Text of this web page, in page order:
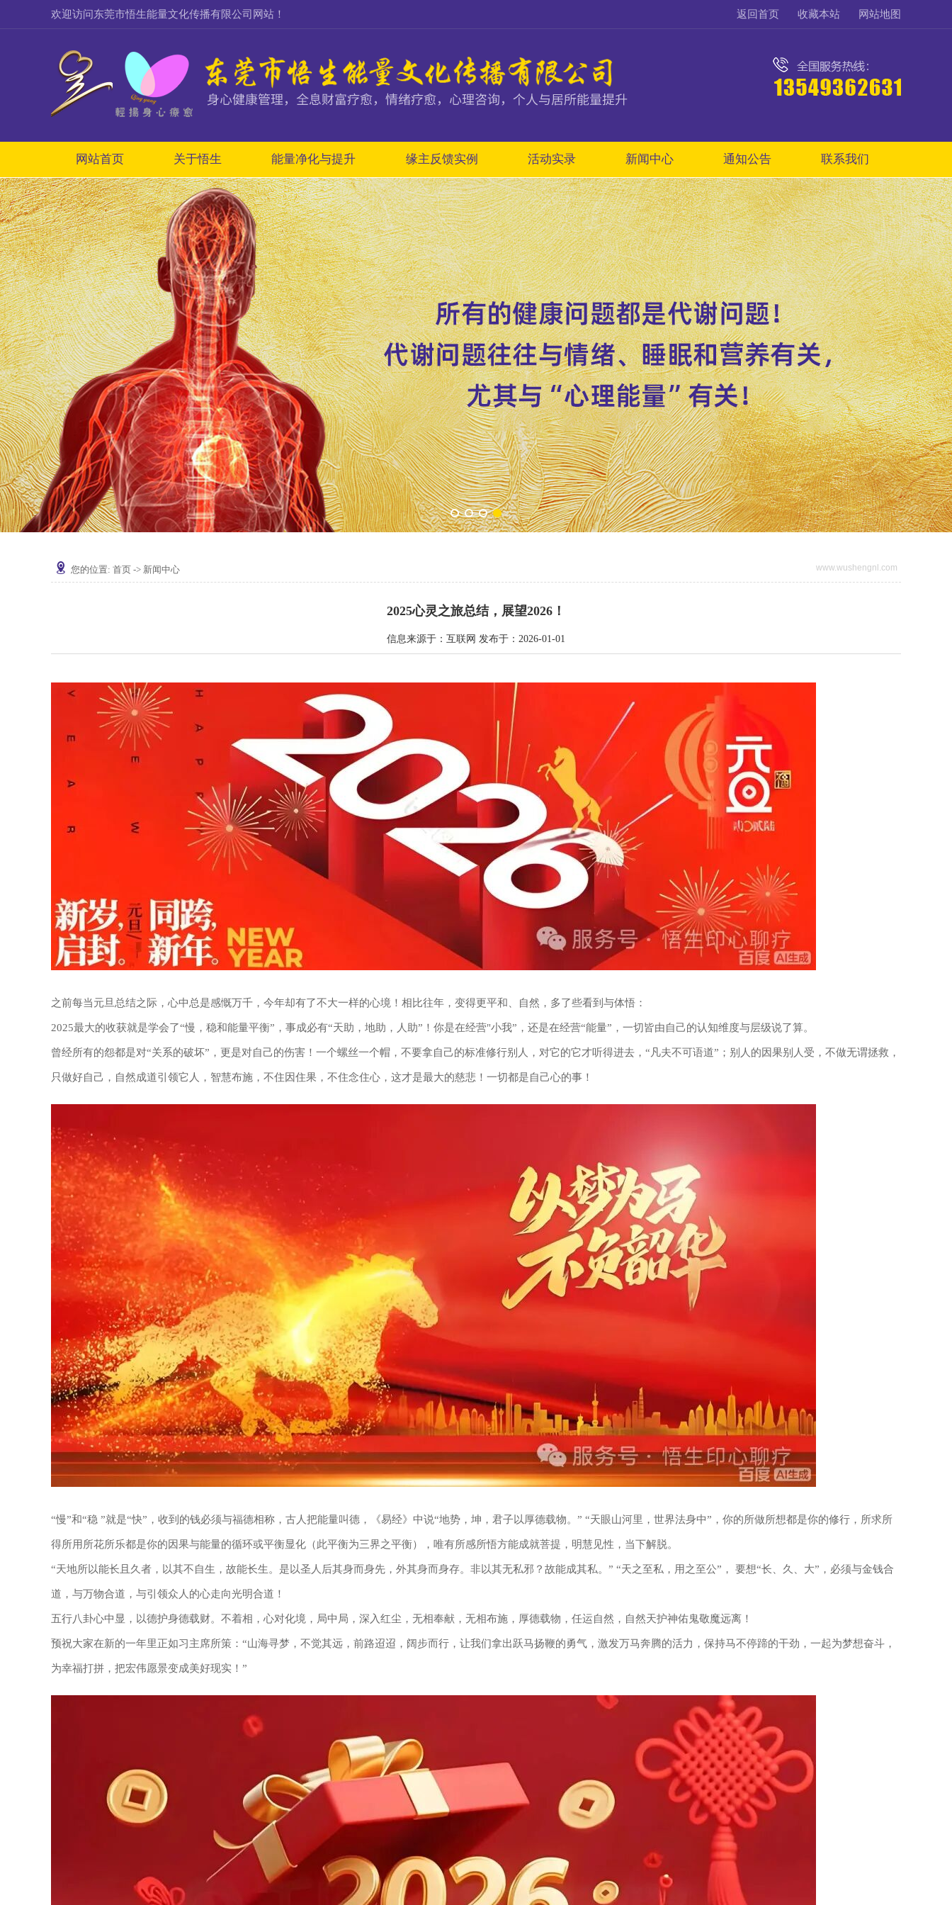
欢迎访问东莞市悟生能量文化传播有限公司网站！ 返回首页 收藏本站 网站地图
网站首页 关于悟生 能量净化与提升 缘主反馈实例 活动实录 新闻中心 通知公告 联系我们
您的位置: 首页 -> 新闻中心 www.wushengnl.com
2025心灵之旅总结，展望2026！
信息来源于：互联网 发布于：2026-01-01
之前每当元旦总结之际，心中总是感慨万千，今年却有了不大一样的心境！相比往年，变得更平和、自然，多了些看到与体悟：
2025最大的收获就是学会了“慢，稳和能量平衡”，事成必有“天助，地助，人助”！你是在经营"小我”，还是在经营“能量”，一切皆由自己的认知维度与层级说了算。
曾经所有的怨都是对“关系的破坏”，更是对自己的伤害！一个螺丝一个帽，不要拿自己的标准修行别人，对它的它才听得进去，“凡夫不可语道”；别人的因果别人受，不做无谓拯救，
只做好自己，自然成道引领它人，智慧布施，不住因住果，不住念住心，这才是最大的慈悲！一切都是自己心的事！
“慢”和“稳 ”就是“快”，收到的钱必须与福德相称，古人把能量叫德，《易经》中说“地势，坤，君子以厚德载物。” “天眼山河里，世界法身中”，你的所做所想都是你的修行，所求所
得所用所花所乐都是你的因果与能量的循环或平衡显化（此平衡为三界之平衡），唯有所感所悟方能成就菩提，明慧见性，当下解脱。
“天地所以能长且久者，以其不自生，故能长生。是以圣人后其身而身先，外其身而身存。非以其无私邪？故能成其私。” “天之至私，用之至公”， 要想“长、久、大”，必须与金钱合
道，与万物合道，与引领众人的心走向光明合道！
五行八卦心中显，以德护身德载财。不着相，心对化境，局中局，深入红尘，无相奉献，无相布施，厚德载物，任运自然，自然天护神佑鬼敬魔远离！
预祝大家在新的一年里正如习主席所策：“山海寻梦，不觉其远，前路迢迢，阔步而行，让我们拿出跃马扬鞭的勇气，激发万马奔腾的活力，保持马不停蹄的干劲，一起为梦想奋斗，
为幸福打拼，把宏伟愿景变成美好现实！”